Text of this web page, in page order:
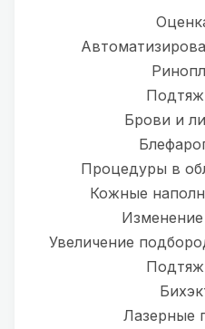
Брови и
Процедуры в
Кожные
Увеличение
Лазерные